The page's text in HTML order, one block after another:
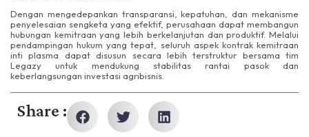
Dengan mengedepankan transparansi, kepatuhan, dan mekanisme
penyelesaian sengketa yang efektif, perusahaan dapat membangun
hubungan kemitraan yang lebih berkelanjutan dan produktif. Melalui
pendampingan hukum yang tepat, seluruh aspek kontrak kemitraan
inti plasma dapat disusun secara lebih terstruktur bersama tim
Legazy untuk mendukung stabilitas rantai pasok dan
keberlangsungan investasi agribisnis.
Share :